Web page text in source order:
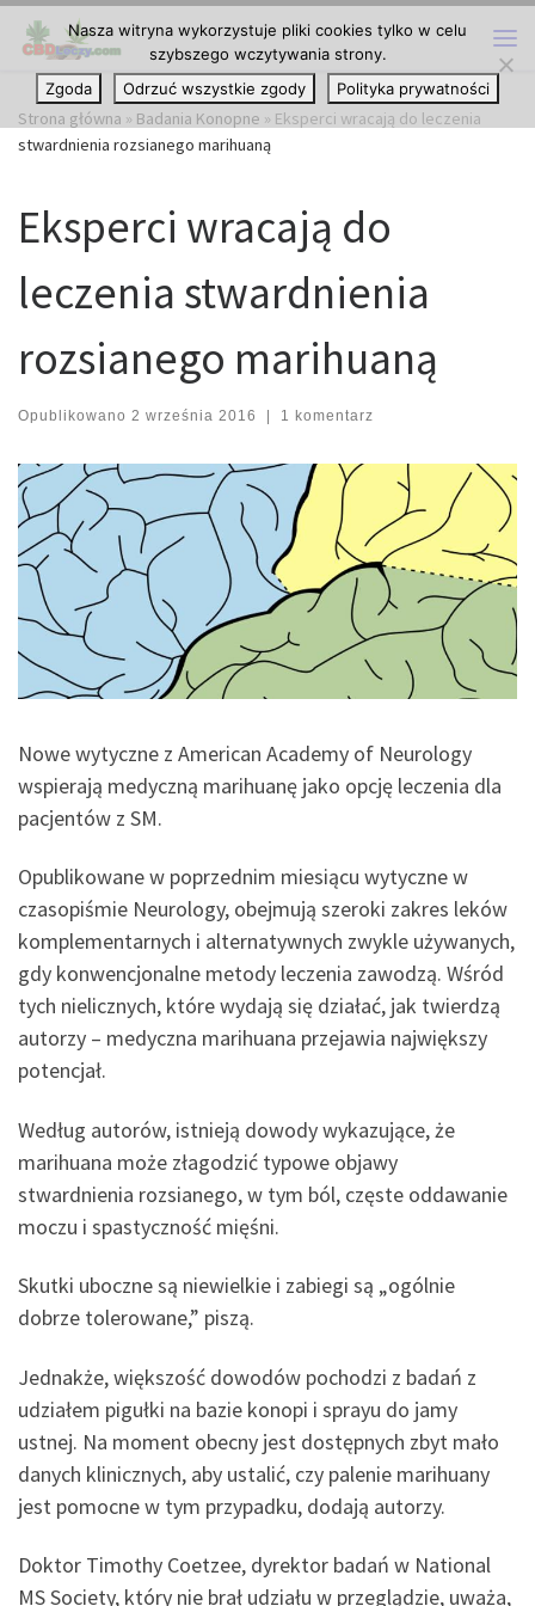
Przejdź do treści
Strona główna » Badania Konopne » Eksperci wracają do leczenia
stwardnienia rozsianego marihuaną
Eksperci wracają do
leczenia stwardnienia
rozsianego marihuaną
Opublikowano 2 września 2016 | 1 komentarz
Nowe wytyczne z American Academy of Neurology
wspierają medyczną marihuanę jako opcję leczenia dla
pacjentów z SM.
Opublikowane w poprzednim miesiącu wytyczne w
czasopiśmie Neurology, obejmują szeroki zakres leków
komplementarnych i alternatywnych zwykle używanych,
gdy konwencjonalne metody leczenia zawodzą. Wśród
tych nielicznych, które wydają się działać, jak twierdzą
autorzy – medyczna marihuana przejawia największy
potencjał.
Według autorów, istnieją dowody wykazujące, że
marihuana może złagodzić typowe objawy
stwardnienia rozsianego, w tym ból, częste oddawanie
moczu i spastyczność mięśni.
Skutki uboczne są niewielkie i zabiegi są „ogólnie
dobrze tolerowane,” piszą.
Jednakże, większość dowodów pochodzi z badań z
udziałem pigułki na bazie konopi i sprayu do jamy
ustnej. Na moment obecny jest dostępnych zbyt mało
danych klinicznych, aby ustalić, czy palenie marihuany
jest pomocne w tym przypadku, dodają autorzy.
Doktor Timothy Coetzee, dyrektor badań w National
MS Society, który nie brał udziału w przeglądzie, uważa,
Nasza witryna wykorzystuje pliki cookies tylko w celu
szybszego wczytywania strony.
Zgoda
Odrzuć wszystkie zgody Polityka prywatności